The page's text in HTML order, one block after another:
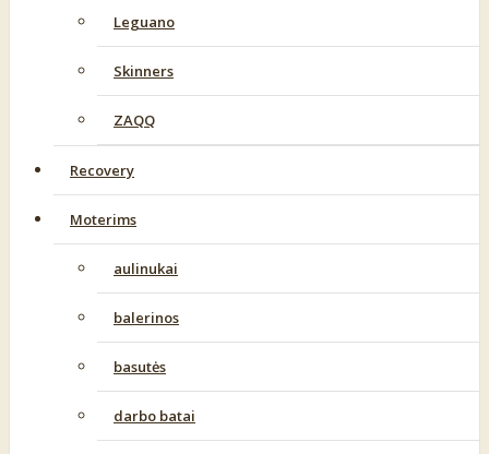
Leguano
Skinners
ZAQQ
Recovery
Moterims
aulinukai
balerinos
basutės
darbo batai